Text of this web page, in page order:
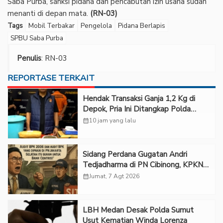
menanti di depan mata. (RN-03)
Tags Mobil Terbakar Pengelola
Pidana Berlapis
SPBU Saba Purba
Penulis: RN-03
REPORTASE TERKAIT
Hendak Transaksi Ganja 1,2 Kg di
Depok, Pria Ini Ditangkap Polda
Metro Jaya
calendar_month10 jam yang lalu
Sidang Perdana Gugatan Andri
Tedjadharma di PN Cibinong, KPKNL
dan PUPN Mangkir
calendar_monthJumat, 7 Agt 2026
LBH Medan Desak Polda Sumut
Usut Kematian Winda Lorenza